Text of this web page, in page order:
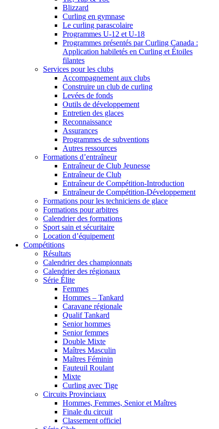
Blizzard
Curling en gymnase
Le curling parascolaire
Programmes U-12 et U-18
Programmes présentés par Curling Canada :
Application habiletés en Curling et Étoiles
filantes
Services pour les clubs
Accompagnement aux clubs
Construire un club de curling
Levées de fonds
Outils de développement
Entretien des glaces
Reconnaissance
Assurances
Programmes de subventions
Autres ressources
Formations d’entraîneur
Entraîneur de Club Jeunesse
Entraîneur de Club
Entraîneur de Compétition-Introduction
Entraîneur de Compétition-Développement
Formations pour les techniciens de glace
Formations pour arbitres
Calendrier des formations
Sport sain et sécuritaire
Location d’équipement
Compétitions
Résultats
Calendrier des championnats
Calendrier des régionaux
Série Élite
Femmes
Hommes – Tankard
Caravane régionale
Qualif Tankard
Senior hommes
Senior femmes
Double Mixte
Maîtres Masculin
Maîtres Féminin
Fauteuil Roulant
Mixte
Curling avec Tige
Circuits Provinciaux
Hommes, Femmes, Senior et Maîtres
Finale du circuit
Classement officiel